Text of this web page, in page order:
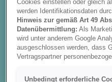
Cookies einstellen oder gleich
werden Identifikationsdaten
Hinweis zur gemäß Art 49
Datenübermittlung: Als
wird unter anderem Google
ausgeschlossen werden, dass
Vertragspartner
besteht kein der Europäischen
Unbedingt erforderliche